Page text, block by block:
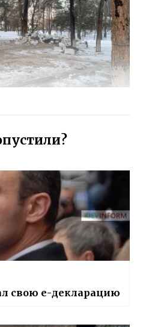
свою е-декларацию